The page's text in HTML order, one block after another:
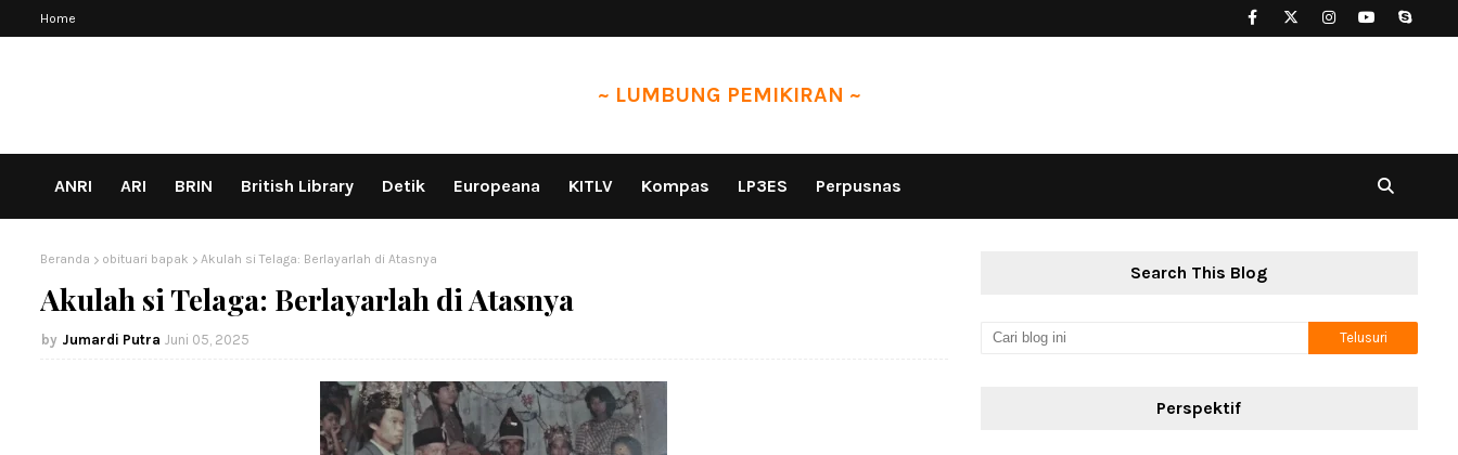
Home
~ LUMBUNG PEMIKIRAN ~
ANRI ARI BRIN British Library Detik Europeana KITLV Kompas LP3ES Perpusnas
Beranda obituari bapak Akulah si Telaga: Berlayarlah di Atasnya
Akulah si Telaga: Berlayarlah di Atasnya
Jumardi Putra Juni 05, 2025
Search This Blog
Perspektif